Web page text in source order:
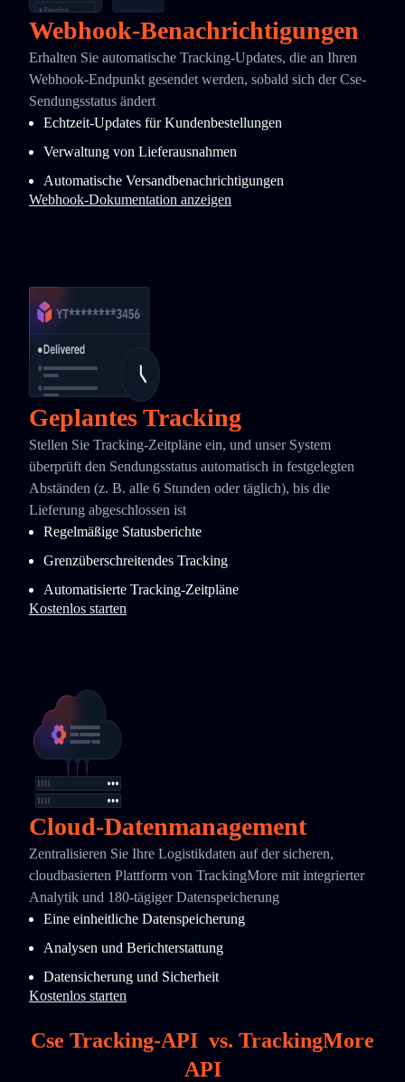
Webhook-Benachrichtigungen
Erhalten Sie automatische Tracking-Updates, die an Ihren
Webhook-Endpunkt gesendet werden, sobald sich der Cse-
Sendungsstatus ändert
Echtzeit-Updates für Kundenbestellungen
Verwaltung von Lieferausnahmen
Automatische Versandbenachrichtigungen
Webhook-Dokumentation anzeigen
Geplantes Tracking
Stellen Sie Tracking-Zeitpläne ein, und unser System
überprüft den Sendungsstatus automatisch in festgelegten
Abständen (z. B. alle 6 Stunden oder täglich), bis die
Lieferung abgeschlossen ist
Regelmäßige Statusberichte
Grenzüberschreitendes Tracking
Automatisierte Tracking-Zeitpläne
Kostenlos starten
Cloud-Datenmanagement
Zentralisieren Sie Ihre Logistikdaten auf der sicheren,
cloudbasierten Plattform von TrackingMore mit integrierter
Analytik und 180-tägiger Datenspeicherung
Eine einheitliche Datenspeicherung
Analysen und Berichterstattung
Datensicherung und Sicherheit
Kostenlos starten
Cse Tracking-API vs. TrackingMore
API